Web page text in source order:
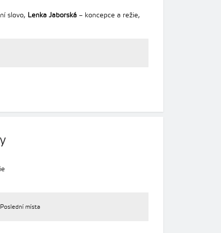
slovo, Lenka Jaborská – koncepce a režie,
Poslední místa